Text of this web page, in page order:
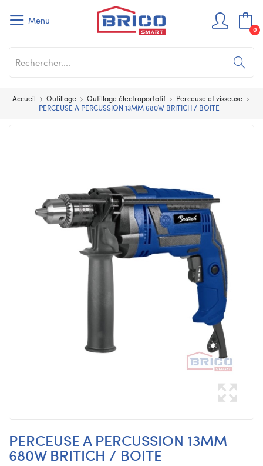
Menu
0
Accueil Outillage Outillage électroportatif
Perceuse et visseuse
PERCEUSE A PERCUSSION 13MM 680W BRITICH / BOITE
PERCEUSE A PERCUSSION 13MM
680W BRITICH / BOITE